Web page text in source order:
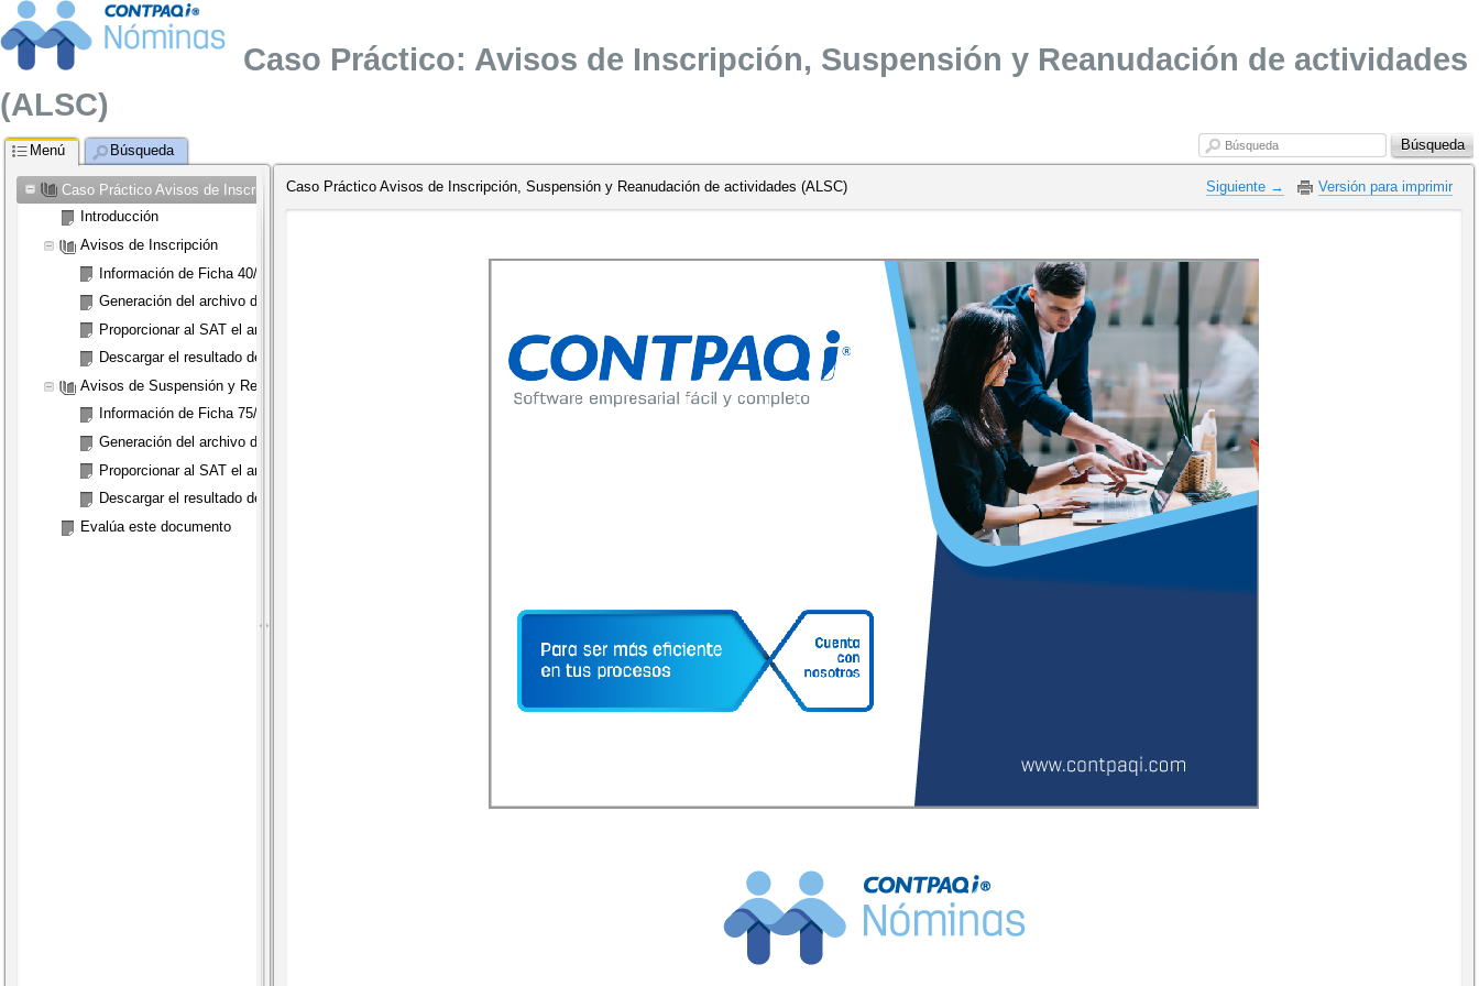
Caso Práctico: Avisos de Inscripción, Suspensión y Reanudación de actividades
(ALSC)
Menú Búsqueda
Caso Práctico Avisos de Inscripción, Suspensión y Reanudación de actividades (ALSC)
Introducción
Avisos de Inscripción
Información de Ficha 40/CFF
Generación del archivo de tus trabajadores
Proporcionar al SAT el archivo generado
Descargar el resultado de la solicitud de inscripción
Avisos de Suspensión y Reanudación de actividades
Información de Ficha 75/CFF
Generación del archivo de tus trabajadores
Proporcionar al SAT el archivo generado
Descargar el resultado de la solicitud de inscripción
Evalúa este documento
Búsqueda Búsqueda
Caso Práctico Avisos de Inscripción, Suspensión y Reanudación de actividades (ALSC) Siguiente Versión para imprimir